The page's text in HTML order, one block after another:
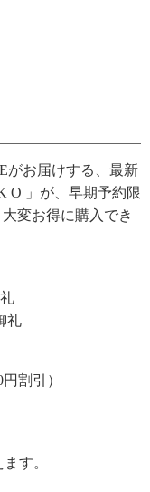
がお届けする、最新
O 」が、早期予約限
変お得に購入でき
礼
割引）
す。